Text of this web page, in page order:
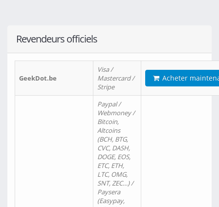
Revendeurs officiels
GeekDot.be
Visa /
Mastercard /
Stripe
Acheter
Paypal /
Webmoney /
Bitcoin,
Altcoins
(BCH, BTG,
CVC, DASH,
DOGE, EOS,
ETC, ETH,
LTC, OMG,
SNT, ZEC…) /
Paysera
(Easypay,